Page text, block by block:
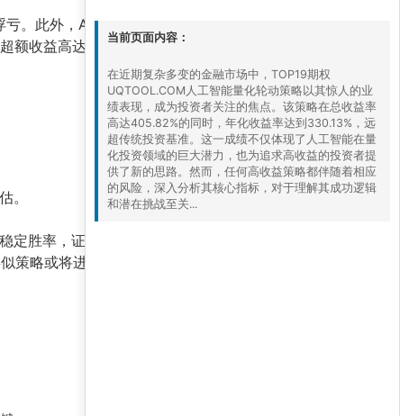
。此外，AI模型的
额收益高达382.54%，但若市场风格发生剧
。
胜率，证明了量化模型在捕捉非理性市场行
策略或将进一步优化风控机制，但市场的不确
当前页面内容：
在近期复杂多变的金融市场中，TOP19期权
UQTOOL.COM人工智能量化轮动策略以其惊人的业
绩表现，成为投资者关注的焦点。该策略在总收益率
高达405.82%的同时，年化收益率达到330.13%，远
超传统投资基准。这一成绩不仅体现了人工智能在量
化投资领域的巨大潜力，也为追求高收益的投资者提
供了新的思路。然而，任何高收益策略都伴随着相应
的风险，深入分析其核心指标，对于理解其成功逻辑
和潜在挑战至关...